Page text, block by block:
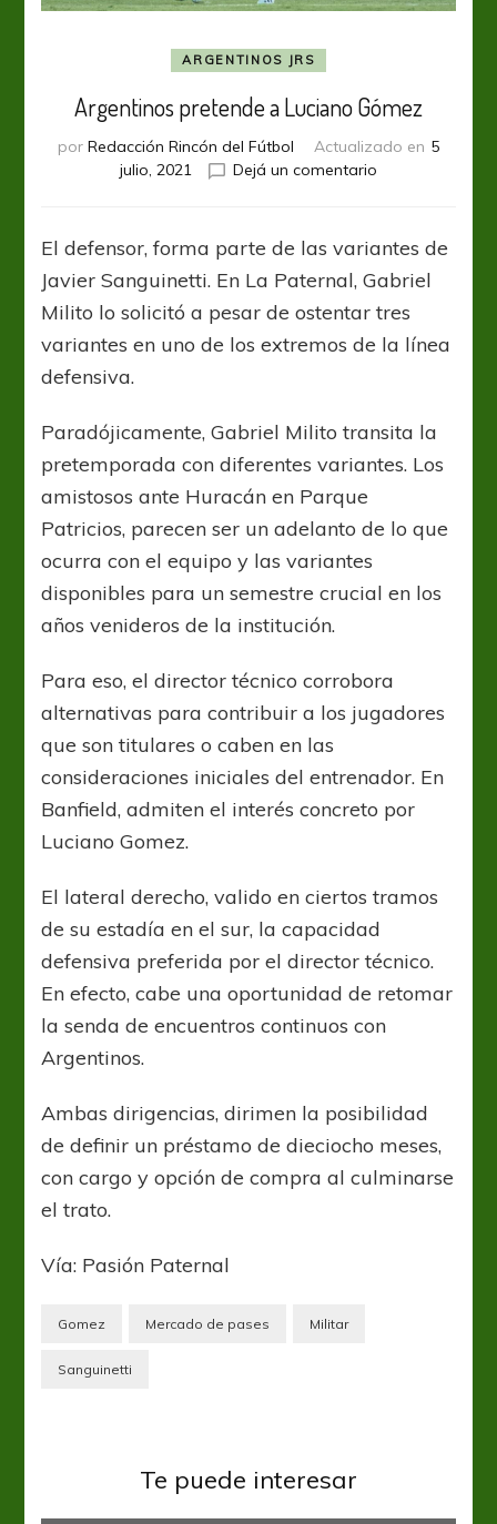
ARGENTINOS JRS
Argentinos pretende a Luciano Gómez
por Redacción Rincón del Fútbol Actualizado en 5
julio, 2021
Dejá un comentario
Luciano
Gómez
El defensor, forma parte de las variantes de
Javier Sanguinetti. En La Paternal, Gabriel
Milito lo solicitó a pesar de ostentar tres
variantes en uno de los extremos de la línea
defensiva.
Paradójicamente, Gabriel Milito transita la
pretemporada con diferentes variantes. Los
amistosos ante Huracán en Parque
Patricios, parecen ser un adelanto de lo que
ocurra con el equipo y las variantes
disponibles para un semestre crucial en los
años venideros de la institución.
Para eso, el director técnico corrobora
alternativas para contribuir a los jugadores
que son titulares o caben en las
consideraciones iniciales del entrenador. En
Banfield, admiten el interés concreto por
Luciano Gomez.
El lateral derecho, valido en ciertos tramos
de su estadía en el sur, la capacidad
defensiva preferida por el director técnico.
En efecto, cabe una oportunidad de retomar
la senda de encuentros continuos con
Argentinos.
Ambas dirigencias, dirimen la posibilidad
de definir un préstamo de dieciocho meses,
con cargo y opción de compra al culminarse
el trato.
Vía: Pasión Paternal
Gomez Mercado de pases Militar
Sanguinetti
Te puede interesar
Argentinos Jrs Liga Profesional
Fausto Vera recibe el alta médica